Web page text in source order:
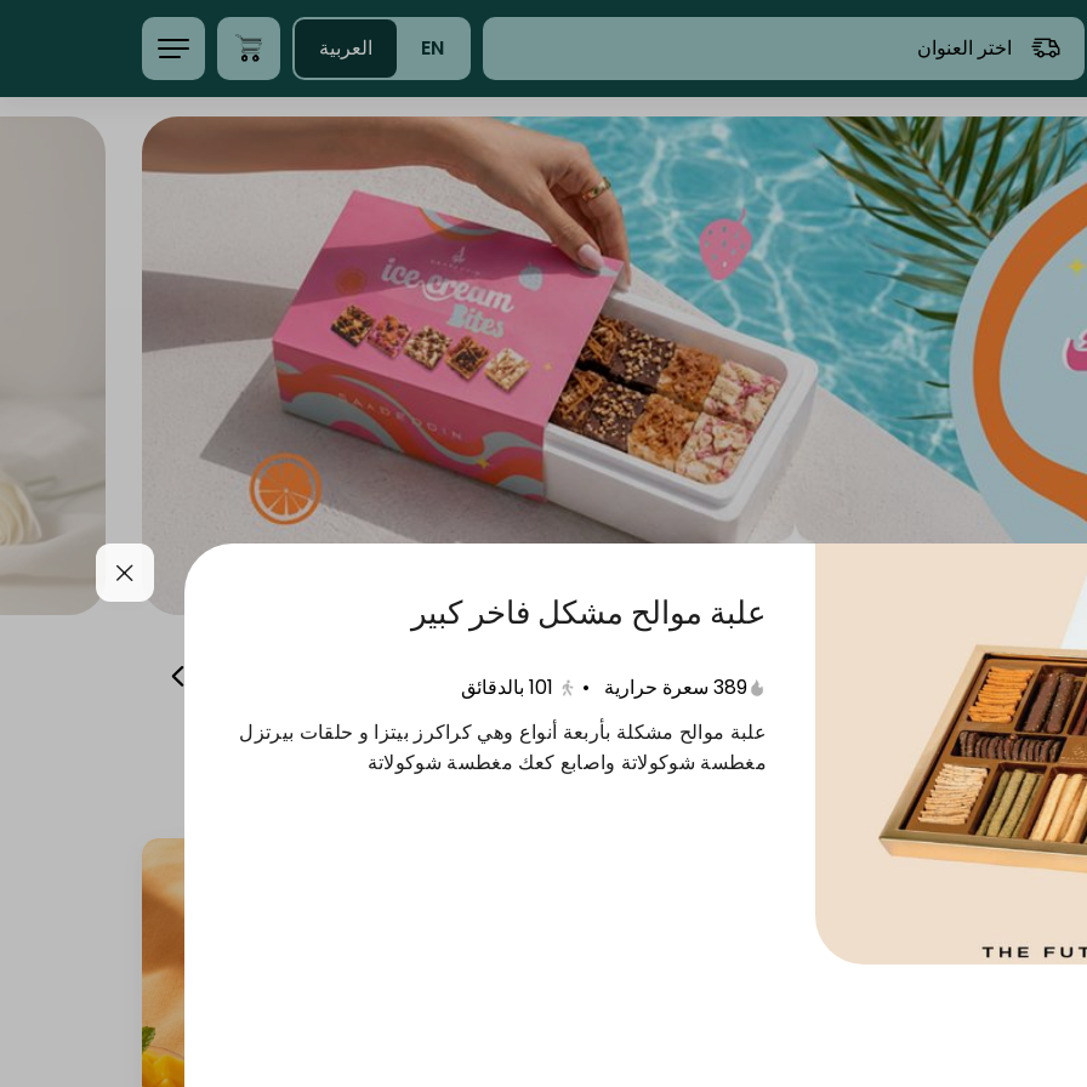
اختر العنوان EN العربية
متنوعة منتجات صحية مفرزنات همسات من باريس منتجات الشتاء
علبة موالح مشكل فاخر كبير
389 سعرة حرارية •
101 بالدقائق
علبة موالح مشكلة بأربعة أنواع وهي كراكرز بيتزا و حلقات بيرتزل
مغطسة شوكولاتة واصابع كعك مغطسة شوكولاتة